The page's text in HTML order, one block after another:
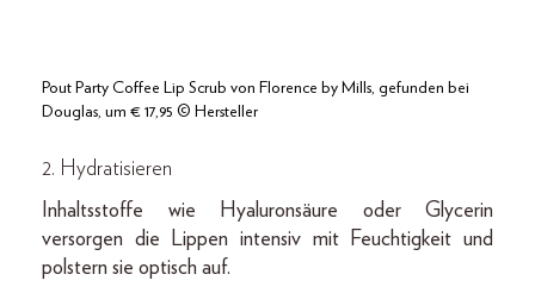
Pout Party Coffee Lip Scrub von Florence by Mills, gefunden bei
Douglas, um € 17,95 © Hersteller
2. Hydratisieren
Inhaltsstoffe wie Hyaluronsäure oder Glycerin
versorgen die Lippen intensiv mit Feuchtigkeit und
polstern sie optisch auf.